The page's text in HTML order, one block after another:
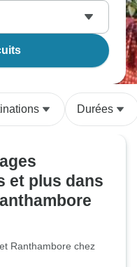
Durées
et plus dans
Ranthambore chez